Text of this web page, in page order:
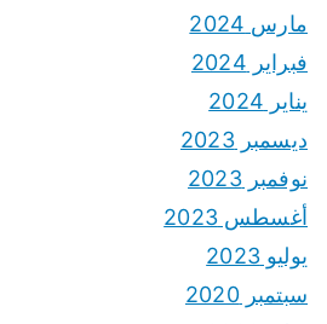
مارس 2024
فبراير 2024
يناير 2024
ديسمبر 2023
نوفمبر 2023
أغسطس 2023
يوليو 2023
سبتمبر 2020